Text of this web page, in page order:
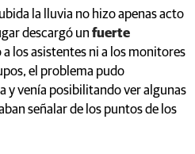
la lluvia no hizo apenas acto
descargó un fuerte
los asistentes ni a los monitores
el problema pudo
y venía posibilitando ver algunas
señalar de los puntos de los